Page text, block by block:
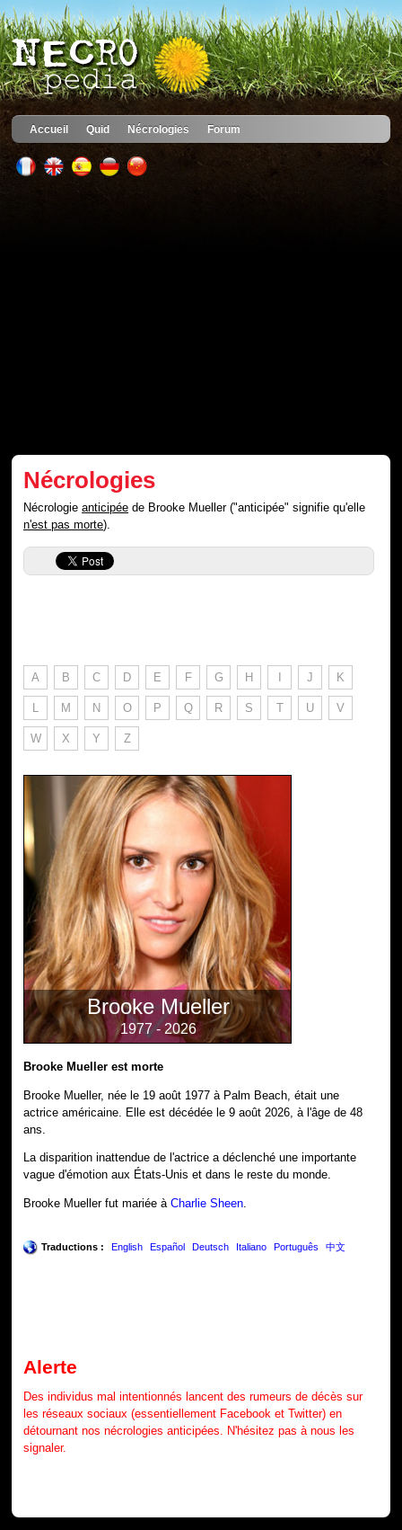
Accueil Quid Nécrologies Forum
Nécrologies
Nécrologieanticipée de Brooke Mueller ("anticipée" signifie qu'elle
n'est pas morte).
A B C D E F G H I J K
L M N O P Q R S T U V
W X Y Z
Brooke Mueller
1977 - 2026
Brooke Mueller est morte
Brooke Mueller, née le 19 août 1977 à Palm Beach, était une
actrice américaine. Elle est décédée le 9 août 2026, à l'âge de 48
ans.
La disparition inattendue de l'actrice a déclenché une importante
vague d'émotion aux États-Unis et dans le reste du monde.
Brooke Mueller fut mariée àCharlie Sheen.
Traductions : English Español Deutsch Italiano Português 中文
Alerte
Des individus mal intentionnés lancent des rumeurs de décès sur
les réseaux sociaux (essentiellement Facebook et Twitter) en
détournant nos nécrologies anticipées. N'hésitez pas à nous les
signaler.